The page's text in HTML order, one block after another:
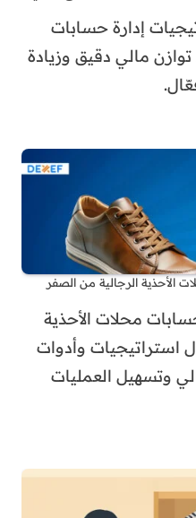
إدارة حسابات
مالي دقيق وزيادة
محلات الأحذية
استراتيجيات وأدوات
وتسهيل العمليات